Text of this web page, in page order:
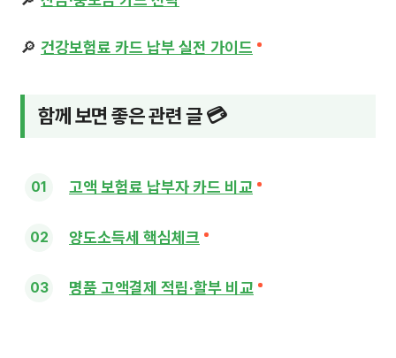
🔎 건강보험료 카드 납부 실전 가이드
함께 보면 좋은 관련 글 💳
고액 보험료 납부자 카드 비교
양도소득세 핵심체크
명품 고액결제 적립·할부 비교